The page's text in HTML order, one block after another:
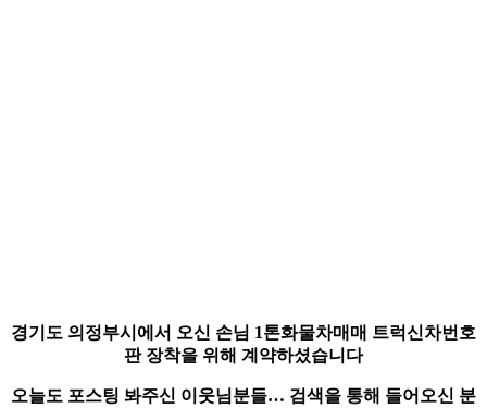
경기도 의정부시에서 오신 손님 1톤화물차매매 트럭신차번호
판 장착을 위해 계약하셨습니다
오늘도 포스팅 봐주신 이웃님분들… 검색을 통해 들어오신 분